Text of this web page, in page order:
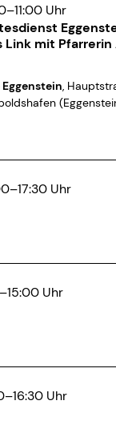
Uhr
Link mit Pfarrerin
,
Uhr
Uhr
Uhr